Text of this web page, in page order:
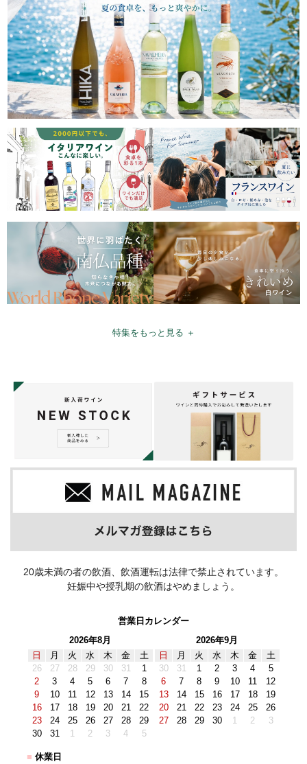
特集をもっと見る ＋
20歳未満の者の飲酒、飲酒運転は法律で禁止されています。
妊娠中や授乳期の飲酒はやめましょう。
営業日カレンダー
2026年8月
日
月 火 水 木 金
土
26
27 28 29 30 31
1
2
3 4 5 6 7
8
9
10 11 12 13 14
15
16
17 18 19 20 21
22
23
24 25 26 27 28
29
30
31 1 2 3 4 5
2026年9月
日
月 火 水 木 金
土
30
31 1 2 3 4
5
6
7 8 9 10 11
12
13
14 15 16 17 18
19
20
21 22 23 24 25
26
27
28 29 30 1 2 3
■ 休業日